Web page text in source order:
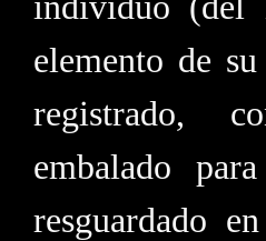
elemento de
registrado,
embalado
resguardado